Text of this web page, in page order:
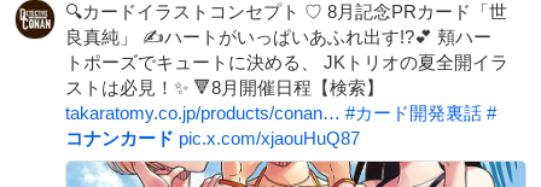
す
🔍カードイラストコンセプト ♡ 8月記念PRカード「世
良真純」 ✍️ハートがいっぱいあふれ出す!?💕 頬ハー
トポーズでキュートに決める、 JKトリオの夏全開イラ
ストは必見！✨ 🔻8月開催日程【検索】
takaratomy.co.jp/products/conan… #カード開発裏話 #
コナンカード pic.x.com/xjaouHuQ87